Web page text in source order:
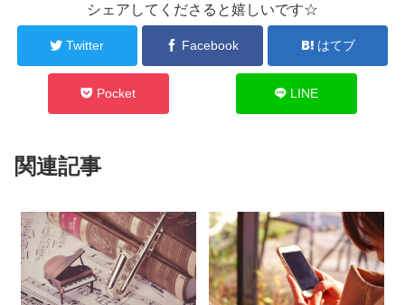
シェアしてくださると嬉しいです☆
Twitter Facebook はてブ
Pocket LINE
関連記事